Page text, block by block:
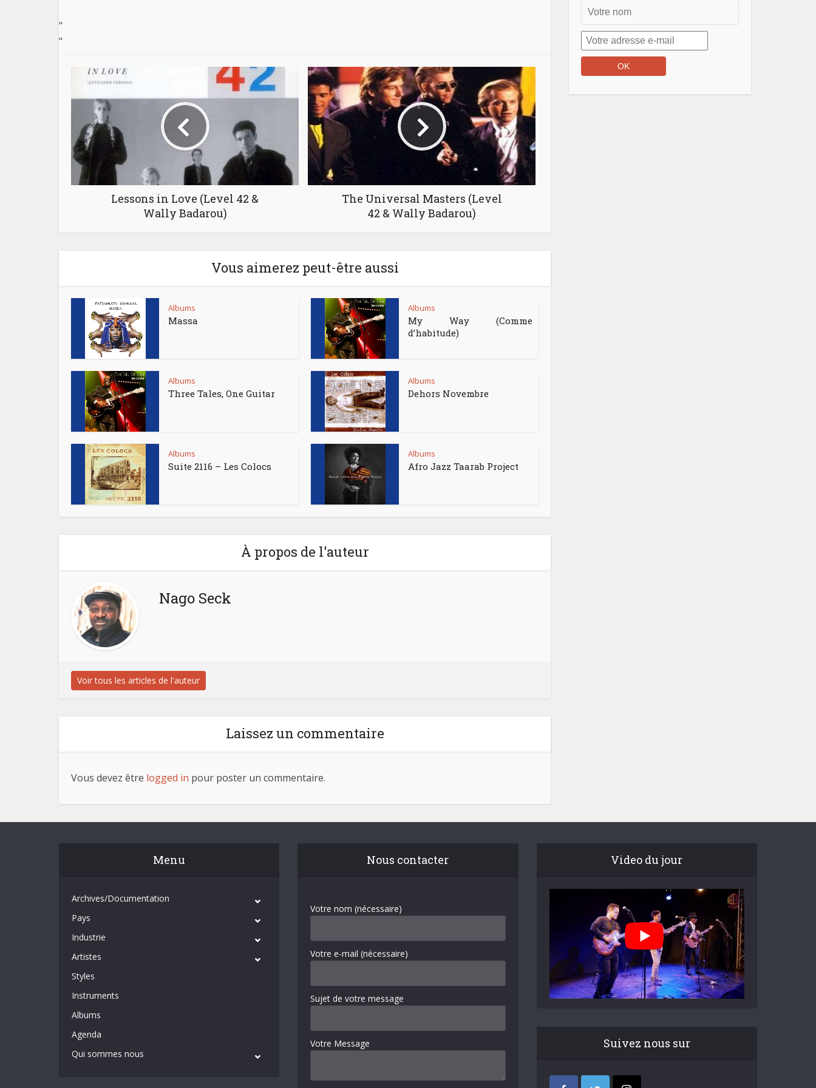
"
"
Lessons in Love (Level 42 &
Wally Badarou)
The Universal Masters (Level
42 & Wally Badarou)
Vous aimerez peut-être aussi
Albums
Massa
Albums
My Way (Comme
d’habitude)
Albums
Three Tales, One Guitar
Albums
Dehors Novembre
Albums
Suite 2116 – Les Colocs
Albums
Afro Jazz Taarab Project
À propos de l'auteur
Nago Seck
Voir tous les articles de l'auteur
Laissez un commentaire
Vous devez être logged in pour poster un commentaire.
Menu
Archives/Documentation
Pays
Industrie
Artistes
Styles
Instruments
Albums
Agenda
Qui sommes nous
Nous contacter
Votre nom (nécessaire)
Votre e-mail (nécessaire)
Sujet de votre message
Votre Message
Video du jour
Suivez nous sur